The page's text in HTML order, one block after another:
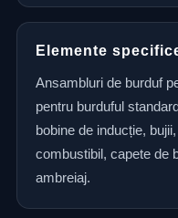
Elemente
Ansambluri de burduf
pentru burduful
bobine de inducție,
combustibil, capete de
ambreiaj.